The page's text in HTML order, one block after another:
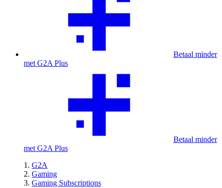
Betaal minder
met G2A Plus
Betaal minder
met G2A Plus
G2A
Gaming
Gaming Subscriptions